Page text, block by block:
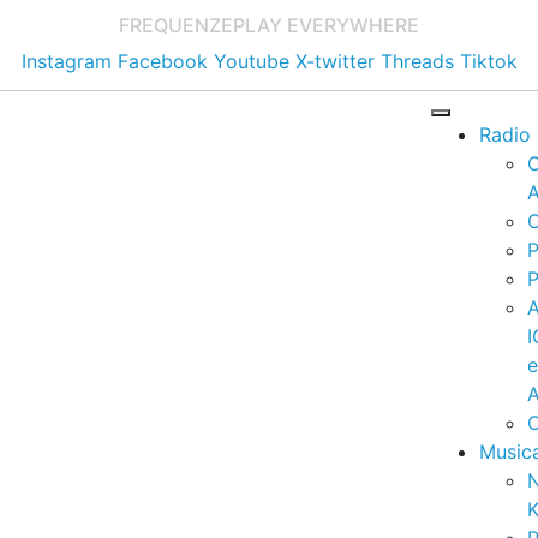
FREQUENZEPLAY EVERYWHERE
Instagram Facebook Youtube X-twitter Threads Tiktok
Radio
e